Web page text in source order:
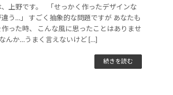
、上野です。 「せっかく作ったデザインな
う…」 すごく抽象的な問題ですが あなたも
った時、 こんな風に思ったことはありませ
んか…うまく言えないけど […]
続きを読む